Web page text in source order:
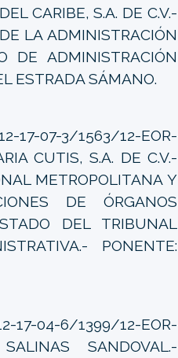
CARIBE, S.A. DE C.V.-
LA ADMINISTRACIÓN
DE ADMINISTRACIÓN
ESTRADA SÁMANO.
17-07-3/1563/12-EOR-
CUTIS, S.A. DE C.V.-
METROPOLITANA Y
DE ÓRGANOS
DEL TRIBUNAL
PONENTE:
17-04-6/1399/12-EOR-
SANDOVAL.-